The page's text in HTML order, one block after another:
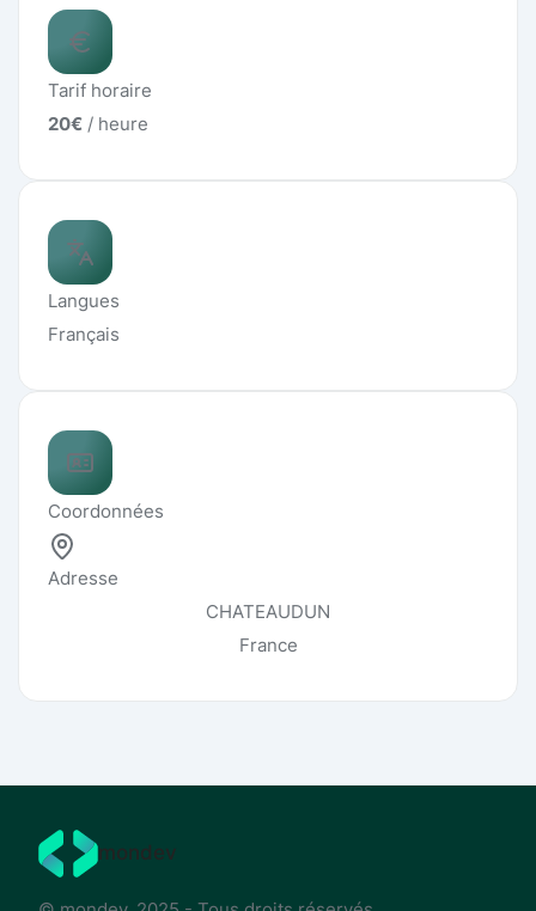
Tarif horaire
20€ / heure
Langues
Français
Coordonnées
Adresse
CHATEAUDUN
France
mondev